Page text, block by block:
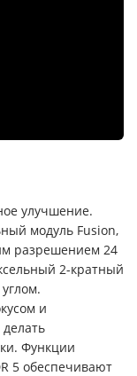
улучшение.
модуль Fusion,
разрешением 24
2-кратный
и
Функции
5 обеспечивают